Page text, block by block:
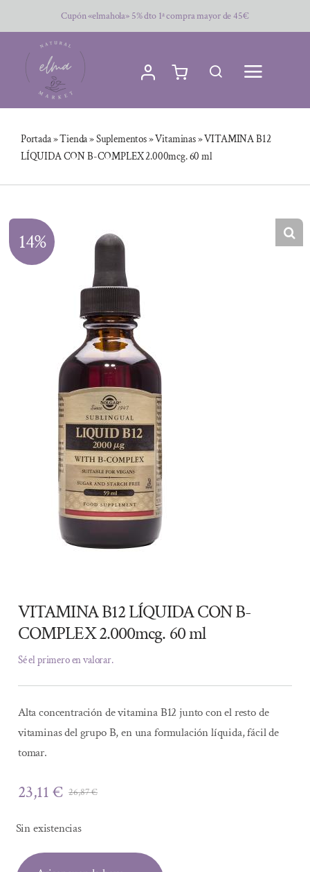
al
contenido
Cupón «elmahola» 5% dto 1ª compra mayor de 45€
Portada»Tienda»Suplementos»Vitaminas»VITAMINA B12
LÍQUIDA CON B-COMPLEX 2.000mcg. 60 ml
14%
VITAMINA B12 LÍQUIDA CON B-
COMPLEX 2.000mcg. 60 ml
Sé el primero en valorar.
Alta concentración de vitamina B12 junto con el resto de
vitaminas del grupo B, en una formulación líquida, fácil de
tomar.
26,87€El
era:
23,11€
El
es:
Sin existencias